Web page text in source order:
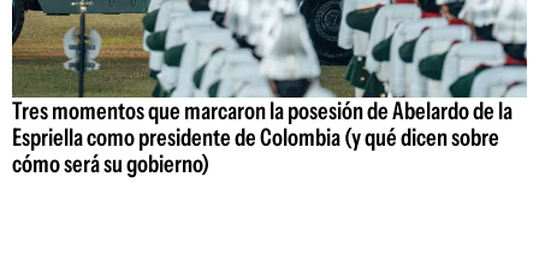
Tres momentos que marcaron la posesión de Abelardo de la
Espriella como presidente de Colombia (y qué dicen sobre
cómo será su gobierno)